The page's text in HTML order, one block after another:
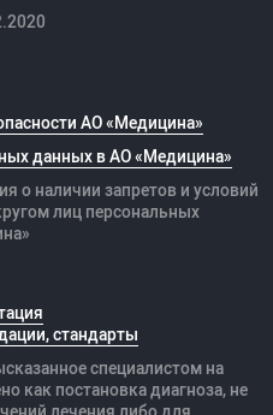
АО «Медицина»
данных в АО «Медицина»
о наличии запретов и условий
лиц персональных
стандарты
специалистом на
как постановка диагноза, не